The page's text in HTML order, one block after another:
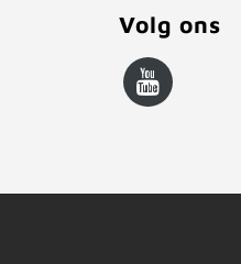
Volg ons